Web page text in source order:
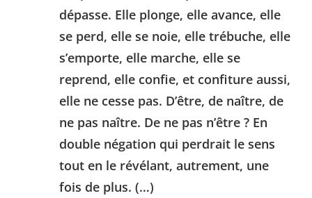
dépasse. Elle plonge, elle avance, elle
se perd, elle se noie, elle trébuche, elle
s’emporte, elle marche, elle se
reprend, elle confie, et confiture aussi,
elle ne cesse pas. D’être, de naître, de
ne pas naître. De ne pas n’être ? En
double négation qui perdrait le sens
tout en le révélant, autrement, une
fois de plus. (…)